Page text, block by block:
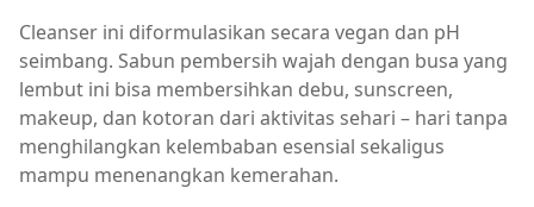
Cleanser ini diformulasikan secara vegan dan pH
seimbang. Sabun pembersih wajah dengan busa yang
lembut ini bisa membersihkan debu, sunscreen,
makeup, dan kotoran dari aktivitas sehari – hari tanpa
menghilangkan kelembaban esensial sekaligus
mampu menenangkan kemerahan.